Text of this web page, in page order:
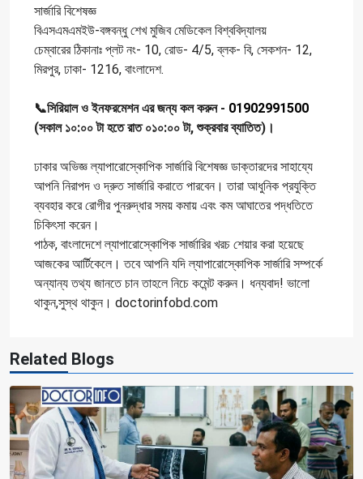
সার্জারি বিশেষজ্ঞ
বিএসএমএমইউ-বঙ্গবন্ধু শেখ মুজিব মেডিকেল বিশ্ববিদ্যালয়
চেম্বারের ঠিকানাঃ প্লট নং- 10, রোড- 4/5, ব্লক- বি, সেকশন- 12,
মিরপুর, ঢাকা- 1216, বাংলাদেশ.
📞সিরিয়াল ও ইনফরমেশন এর জন্য কল করুন - 01902991500
(সকাল ১০:০০ টা হতে রাত ০১০:০০ টা, শুক্রবার ব্যাতিত)।
ঢাকার অভিজ্ঞ ল্যাপারোস্কোপিক সার্জারি বিশেষজ্ঞ ডাক্তারদের সাহায্যে
আপনি নিরাপদ ও দ্রুত সার্জারি করাতে পারবেন। তারা আধুনিক প্রযুক্তি
ব্যবহার করে রোগীর পুনরুদ্ধার সময় কমায় এবং কম আঘাতের পদ্ধতিতে
চিকিৎসা করেন।
পাঠক, বাংলাদেশে ল্যাপারোস্কোপিক সার্জারির খরচ শেয়ার করা হয়েছে
আজকের আর্টিকেলে। তবে আপনি যদি ল্যাপারোস্কোপিক সার্জারি সম্পর্কে
অন্যান্য তথ্য জানতে চান তাহলে নিচে কমেন্ট করুন। ধন্যবাদ! ভালো
থাকুন,সুস্থ থাকুন। doctorinfobd.com
Related Blogs